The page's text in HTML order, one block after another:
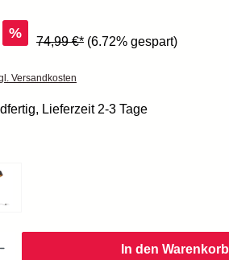
%
74,99 €* (6.72% gespart)
Versandkosten
Lieferzeit 2-3 Tage
In den Warenkorb